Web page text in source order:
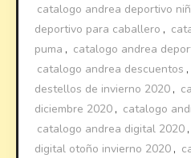
catalogo andrea deportivo
deportivo para caballero ,
puma , catalogo andrea
catalogo andrea descuentos ,
destellos de invierno 2020 ,
diciembre 2020 , catalogo
catalogo andrea digital 2020 ,
digital otoño invierno 2020 ,